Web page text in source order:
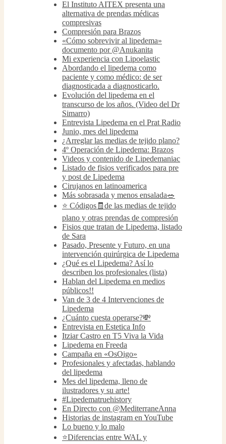
El Instituto AITEX presenta una
alternativa de prendas médicas
compresivas
Compresión para Brazos
«Cómo sobrevivir al lipedema»
documento por @Anukanita
Mi experiencia con Lipoelastic
Abordando el lipedema como
paciente y como médico: de ser
diagnosticada a diagnosticarlo.
Evolución del lipedema en el
transcurso de los años. (Video del Dr
Simarro)
Entrevista Lipedema en el Prat Radio
Junio, mes del lipedema
¿Arreglar las medias de tejido plano?
4º Operación de Lipedema: Brazos
Videos y contenido de Lipedemaniac
Listado de fisios verificados para pre
y post de Lipedema
Cirujanos en latinoamerica
Más sobrasada y menos ensalada🥗
⭐️ Códigos🧾de las medias de tejido
plano y otras prendas de compresión
Fisios que tratan de Lipedema, listado
de Sara
Pasado, Presente y Futuro, en una
intervención quirúrgica de Lipedema
¿Qué es el Lipedema? Así lo
describen los profesionales (lista)
Hablan del Lipedema en medios
públicos!!
Van de 3 de 4 Intervenciones de
Lipedema
¿Cuánto cuesta operarse?💸
Entrevista en Estetica Info
Itziar Castro en T5 Viva la Vida
Lipedema en Freeda
Campaña en «OsOigo»
Profesionales y afectadas, hablando
del lipedema
Mes del lipedema, lleno de
ilustradores y su arte!
#Lipedematruehistory
En Directo con @MediterraneAnna
Historias de instagram en YouTube
Lo bueno y lo malo
⭐️Diferencias entre WAL y